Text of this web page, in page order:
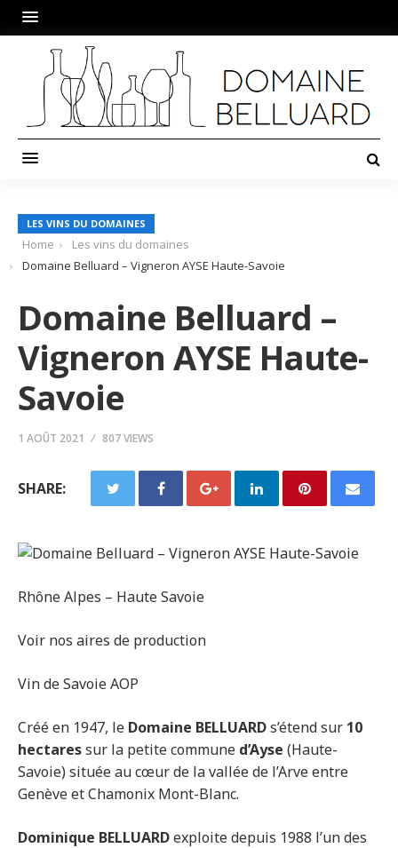
LES VINS DU DOMAINES
Home
Les vins du domaines
Domaine Belluard – Vigneron AYSE Haute-Savoie
Domaine Belluard –
Vigneron AYSE Haute-
Savoie
1 AOÛT 2021 807 VIEWS
SHARE:
Rhône Alpes – Haute Savoie
Voir nos aires de production
Vin de Savoie AOP
Créé en 1947, le Domaine BELLUARDs’étend sur 10
hectaressur la petite commune d’Ayse (Haute-
Savoie) située au cœur de la vallée de l’Arve entre
Genève et Chamonix Mont-Blanc.
Dominique BELLUARDexploite depuis 1988 l’un des